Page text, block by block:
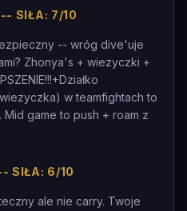
SIŁA: 7/10
-- wróg dive'uje
Zhonya's + wiezyczki +
w teamfightach to
game to push + roam z
SIŁA: 6/10
ale nie carry. Twoje